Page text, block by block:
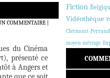
COMMENTAIRE|
du Cinéma
présenté ce
à Angers et
Fiction
Vidéothèque
Clermont-Ferrand
moyen-métrage